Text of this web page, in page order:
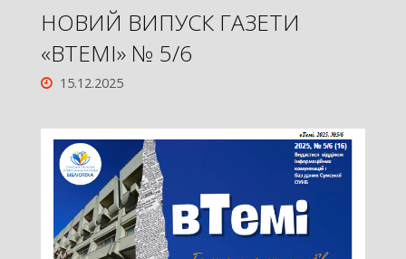
НОВИЙ ВИПУСК ГАЗЕТИ
«ВТЕМІ» № 5/6
15.12.2025